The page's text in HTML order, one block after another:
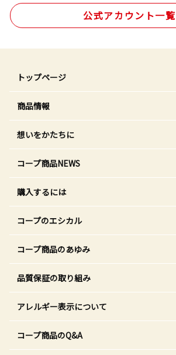
公式アカウント一覧
トップページ
商品情報
想いをかたちに
コープ商品NEWS
購入するには
コープのエシカル
コープ商品のあゆみ
品質保証の取り組み
アレルギー表示について
コープ商品のQ&A